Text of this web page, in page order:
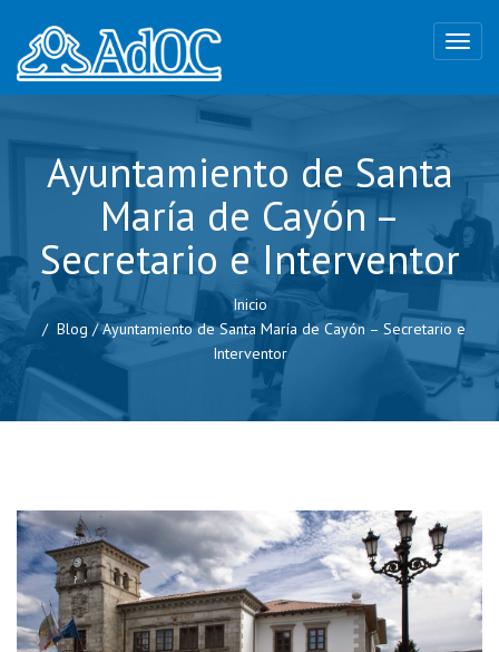
Ayuntamiento de Santa
María de Cayón –
Secretario e Interventor
Inicio
Blog /Ayuntamiento de Santa María de Cayón – Secretario e
Interventor